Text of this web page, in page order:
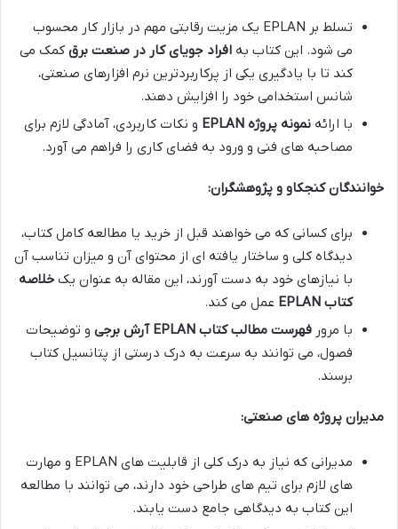
تسلط بر EPLAN یک مزیت رقابتی مهم در بازار کار محسوب
می شود. این کتاب به افراد جویای کار در صنعت برق کمک می
کند تا با یادگیری یکی از پرکاربردترین نرم افزارهای صنعتی،
شانس استخدامی خود را افزایش دهند.
با ارائه نمونه پروژه EPLAN
و نکات کاربردی، آمادگی لازم برای
مصاحبه های فنی و ورود به فضای کاری را فراهم می آورد.
خوانندگان کنجکاو و پژوهشگران:
برای کسانی که می خواهند قبل از خرید یا مطالعه کامل کتاب،
دیدگاه کلی و ساختار یافته ای از محتوای آن و میزان تناسب آن
با نیازهای خود به دست آورند، این مقاله به عنوان یک خلاصه
کتاب EPLAN
عمل می کند.
با مرور فهرست مطالب کتاب EPLAN آرش برجی
و توضیحات
فصول، می توانند به سرعت به درک درستی از پتانسیل کتاب
برسند.
مدیران پروژه های صنعتی:
مدیرانی که نیاز به درک کلی از قابلیت های EPLAN و مهارت
های لازم برای تیم های طراحی خود دارند، می توانند با مطالعه
این کتاب به دیدگاهی جامع دست یابند.